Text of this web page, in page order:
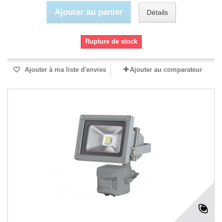
Ajouter au panier Détails
Rupture de stock
Ajouter à ma liste d'envies Ajouter au comparateur